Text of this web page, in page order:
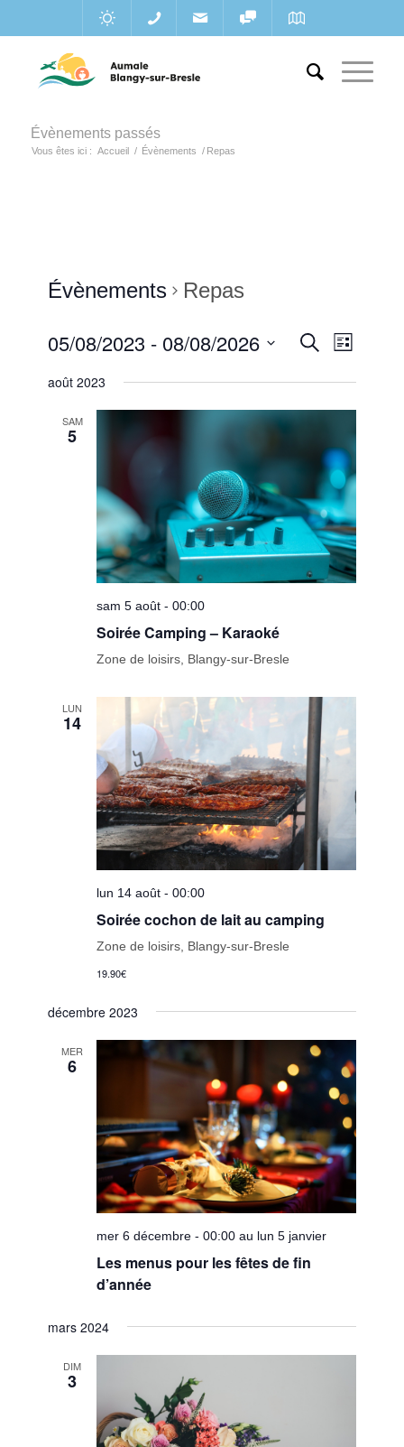
Évènements passés
Vous êtes ici : Accueil / Évènements / Repas
Évènements Repas
de
vues
Recherche
vues
Liste
05/08/2023 - 08/08/2026
une
août 2023
SAM
5
sam 5 août - 00:00
Soirée Camping – Karaoké
Zone de loisirs, Blangy-sur-Bresle
LUN
14
lun 14 août - 00:00
Soirée cochon de lait au camping
Zone de loisirs, Blangy-sur-Bresle
19.90€
décembre 2023
MER
6
mer 6 décembre - 00:00 au lun 5 janvier
Les menus pour les fêtes de fin
d’année
mars 2024
DIM
3